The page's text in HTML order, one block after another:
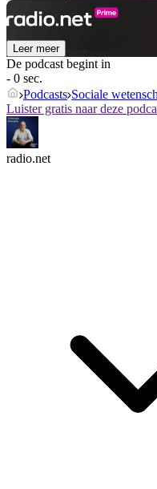
Leer meer
De podcast begint in
- 0 sec.
Podcasts Sociale
Luister gratis naar deze
radio.net